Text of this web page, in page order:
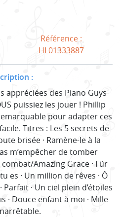
Référence :
HL01333887
:
appréciées des Piano Guys
puissiez les jouer ! Phillip
pour adapter ces
Titres : Les 5 secrets de
brisée · Ramène-le à la
m’empêcher de tomber
Amazing Grace · Für
es · Un million de rêves · Ô
· Un ciel plein d’étoiles
· Douce enfant à moi · Mille